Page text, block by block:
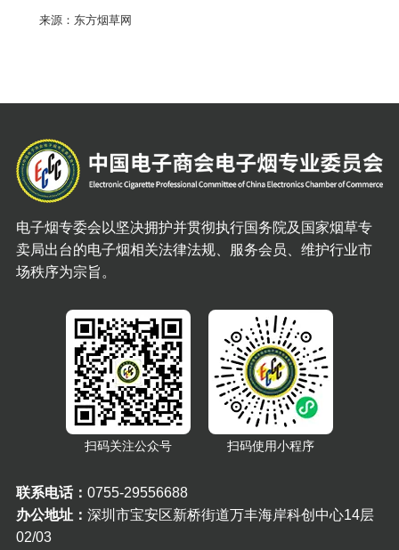
来源：东方烟草网
电子烟专委会以坚决拥护并贯彻执行国务院及国家烟草专
卖局出台的电子烟相关法律法规、服务会员、维护行业市
场秩序为宗旨。
扫码关注公众号 扫码使用小程序
联系电话： 0755-29556688
办公地址： 深圳市宝安区新桥街道万丰海岸科创中心14层
02/03